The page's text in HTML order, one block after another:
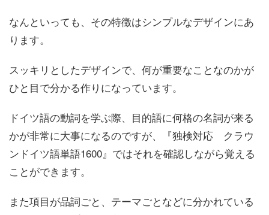
なんといっても、その特徴はシンプルなデザインにあ
ります。
スッキリとしたデザインで、何が重要なことなのかが
ひと目で分かる作りになっています。
ドイツ語の動詞を学ぶ際、目的語に何格の名詞が来る
かが非常に大事になるのですが、
『独検対応 クラウ
ンドイツ語単語1600』ではそれを確認しながら覚える
ことができます。
また項目が品詞ごと、テーマごとなどに分かれている